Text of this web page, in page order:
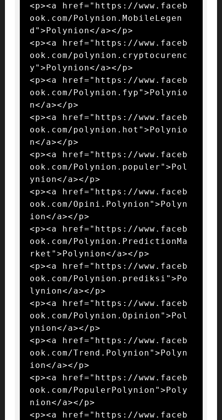
<p><a href="https://www.faceb
ook.com/Polynion.MobileLegen
d">Polynion</a></p>
<p><a href="https://www.faceb
ook.com/polynion.cryptocurenc
y">Polynion</a></p>
<p><a href="https://www.faceb
ook.com/Polynion.fyp">Polynio
n</a></p>
<p><a href="https://www.faceb
ook.com/polynion.hot">Polynio
n</a></p>
<p><a href="https://www.faceb
ook.com/Polynion.populer">Pol
ynion</a></p>
<p><a href="https://www.faceb
ook.com/Opini.Polynion">Polyn
ion</a></p>
<p><a href="https://www.faceb
ook.com/Polynion.PredictionMa
rket">Polynion</a></p>
<p><a href="https://www.faceb
ook.com/Polynion.prediksi">Po
lynion</a></p>
<p><a href="https://www.faceb
ook.com/Polynion.Opinion">Pol
ynion</a></p>
<p><a href="https://www.faceb
ook.com/Trend.Polynion">Polyn
ion</a></p>
<p><a href="https://www.faceb
ook.com/PopulerPolynion">Poly
nion</a></p>
<p><a href="https://www.faceb